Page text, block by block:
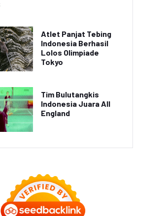
Atlet Panjat Tebing
Indonesia Berhasil
Lolos Olimpiade
Tokyo
Tim Bulutangkis
Indonesia Juara All
England